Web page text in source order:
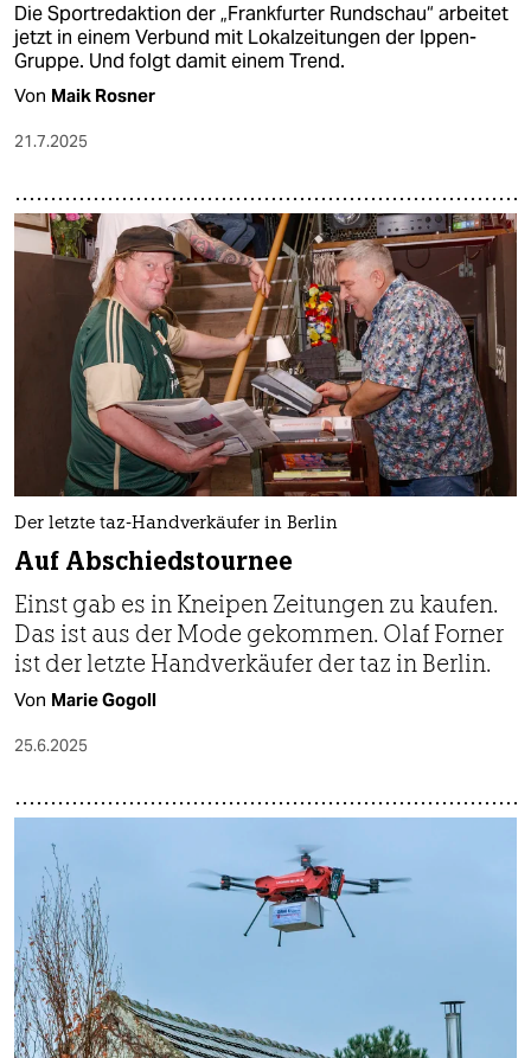
Die Sportredaktion der „Frankfurter Rundschau“ arbeitet
jetzt in einem Verbund mit Lokalzeitungen der Ippen-
Gruppe. Und folgt damit einem Trend.
Von Maik Rosner
21.7.2025
Der letzte taz-Handverkäufer in Berlin
Auf Abschiedstournee
Einst gab es in Kneipen Zeitungen zu kaufen.
Das ist aus der Mode gekommen. Olaf Forner
ist der letzte Handverkäufer der taz in Berlin.
Von Marie Gogoll
25.6.2025